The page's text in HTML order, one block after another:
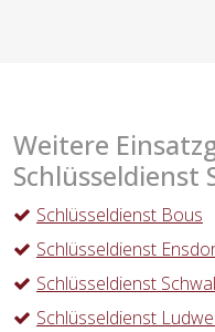
Weitere
Schlüsseldienst
Schlüsseldienst Bous
Schlüsseldienst
Schlüsseldienst
Schlüsseldienst